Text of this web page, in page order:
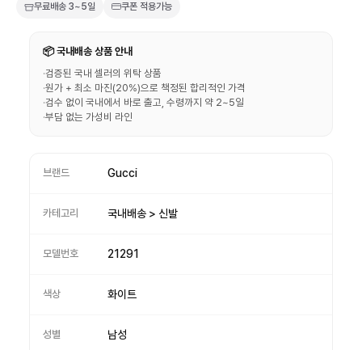
무료배송 3~5일 쿠폰 적용가능
📦 국내배송 상품 안내
·검증된 국내 셀러의 위탁 상품
·원가 + 최소 마진(20%)으로 책정된 합리적인 가격
·검수 없이 국내에서 바로 출고, 수령까지 약 2~5일
·부담 없는 가성비 라인
브랜드 Gucci
카테고리 국내배송 > 신발
모델번호 21291
색상 화이트
성별 남성